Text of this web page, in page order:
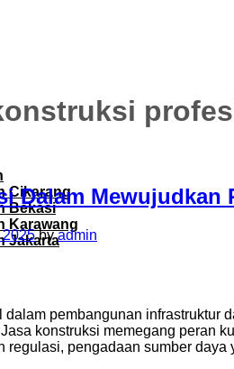
Cikarang
Bekasi
Karawang
Jakarta
Dalam Mewujudkan
2025 byadmin
dalam pembangunan
konstruksi memegang peran
regulasi, pengadaan sumber